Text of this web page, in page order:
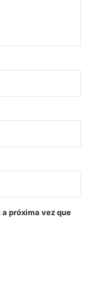
próxima vez que